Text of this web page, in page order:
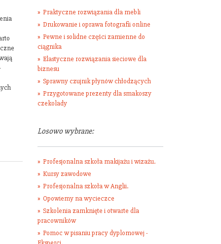
Praktyczne rozwiązania dla mebli
Drukowanie i oprawa fotografii online
Pewne i solidne części zamienne do
ciągnika
Elastyczne rozwiązania sieciowe dla
biznesu
Sprawny czujnik płynów chłodzących
Przygotowane prezenty dla smakoszy
czekolady
Losowo wybrane:
Profesjonalna szkoła makijażu i wizażu.
Kursy zawodowe
Profesjonalna szkoła w Anglii.
Opowiemy na wycieczce
Szkolenia zamknięte i otwarte dla
pracowników
Pomoc w pisaniu pracy dyplomowej -